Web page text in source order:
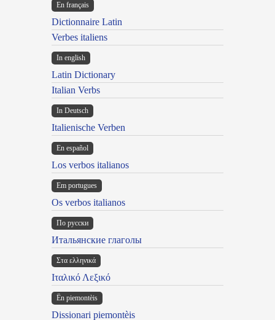
En français
Dictionnaire Latin
Verbes italiens
In english
Latin Dictionary
Italian Verbs
In Deutsch
Italienische Verben
En español
Los verbos italianos
Em portugues
Os verbos italianos
По русски
Итальянские глаголы
Στα ελληνικά
Ιταλικό Λεξικό
Ën piemontèis
Dissionari piemontèis